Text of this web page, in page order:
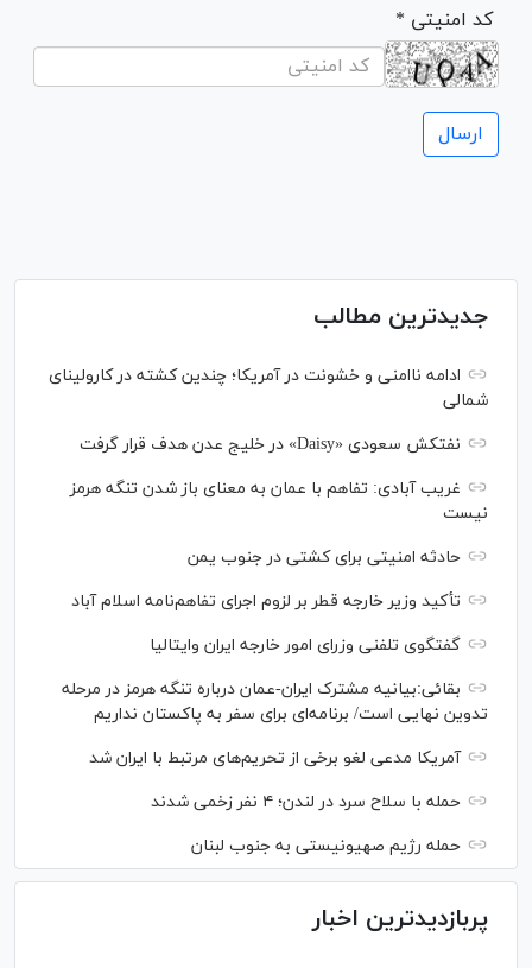
* کد امنیتی
جدیدترین مطالب
ادامه ناامنی و خشونت در آمریکا؛ چندین کشته در کارولینای
شمالی
نفتکش سعودی «Daisy» در خلیج عدن هدف قرار گرفت
غریب آبادی: تفاهم با عمان به معنای باز شدن تنگه هرمز
نیست
حادثه امنیتی برای کشتی در جنوب یمن
تأکید وزیر خارجه قطر بر لزوم اجرای تفاهم‌نامه اسلام آباد
گفتگوی تلفنی وزرای امور خارجه ایران وایتالیا
بقائی:بیانیه مشترک ایران-عمان درباره تنگه هرمز در مرحله
تدوین نهایی است/ برنامه‌ای برای سفر به پاکستان نداریم
آمریکا مدعی لغو برخی از تحریم‌های مرتبط با ایران شد
حمله با سلاح سرد در لندن؛ ۴ نفر زخمی شدند
حمله رژیم صهیونیستی به جنوب لبنان
پربازدیدترین اخبار